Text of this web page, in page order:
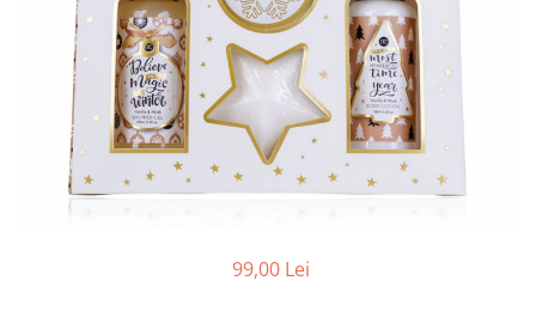
99,00 Lei